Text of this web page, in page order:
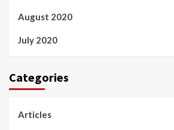
August 2020
July 2020
Categories
Articles